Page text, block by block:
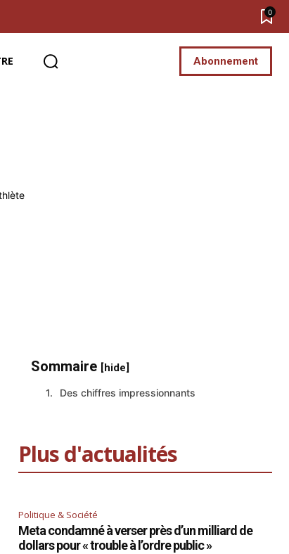
0
Abonnement
Sommaire [hide]
Des chiffres impressionnants
Plus d'actualités
Politique & Société
Meta condamné à verser près d’un milliard de
dollars pour « trouble à l’ordre public »